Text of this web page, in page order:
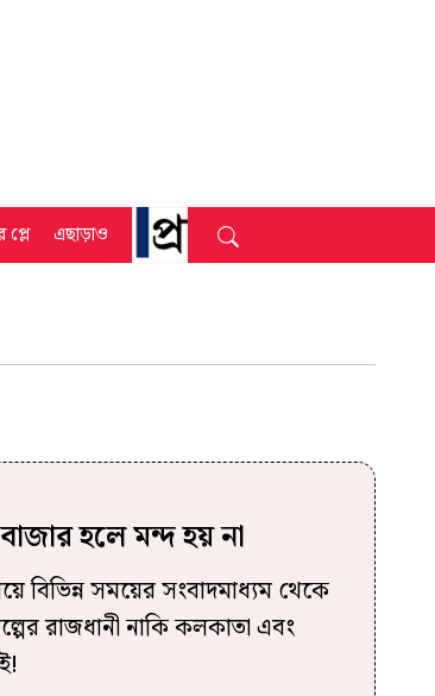
এছাড়াও
হলে মন্দ হয় না
বিভিন্ন সময়ের সংবাদমাধ্যম থেকে
রাজধানী নাকি কলকাতা এবং